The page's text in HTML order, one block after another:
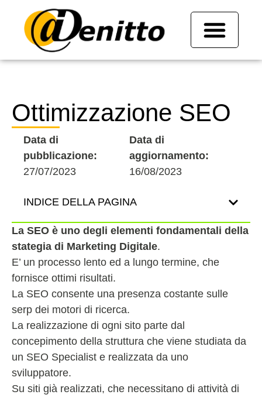
Ottimizzazione SEO
Data di
pubblicazione:
27/07/2023
Data di
aggiornamento:
16/08/2023
INDICE DELLA PAGINA
La SEO è uno degli elementi fondamentali della
stategia di Marketing Digitale.
E’ un processo lento ed a lungo termine, che
fornisce ottimi risultati.
La SEO consente una presenza costante sulle
serp dei motori di ricerca.
La realizzazione di ogni sito parte dal
concepimento della struttura che viene studiata da
un SEO Specialist e realizzata da uno
sviluppatore.
Su siti già realizzati, che necessitano di attività di